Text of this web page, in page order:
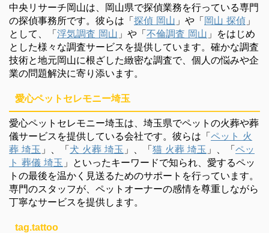
中央リサーチ岡山は、岡山県で探偵業務を行っている専門
の探偵事務所です。彼らは「探偵 岡山 」や「岡山 探偵 」
として、「浮気調査 岡山 」や「不倫調査 岡山 」をはじめ
とした様々な調査サービスを提供しています。確かな調査
技術と地元岡山に根ざした緻密な調査で、個人の悩みや企
業の問題解決に寄り添います。
愛心ペットセレモニー埼玉
愛心ペットセレモニー埼玉は、埼玉県でペットの火葬や葬
儀サービスを提供している会社です。彼らは「ペット 火
葬 埼玉 」、「犬 火葬 埼玉 」、「猫 火葬 埼玉 」、「ペッ
ト 葬儀 埼玉 」といったキーワードで知られ、愛するペッ
トの最後を温かく見送るためのサポートを行っています。
専門のスタッフが、ペットオーナーの感情を尊重しながら
丁寧なサービスを提供します。
tag.tattoo